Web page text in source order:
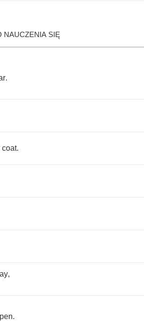
NAUCZENIA SIĘ
.
coat.
,
.